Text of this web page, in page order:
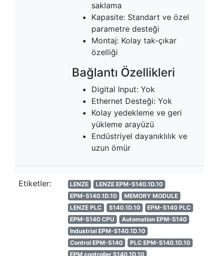
saklama
Kapasite: Standart ve özel
parametre desteği
Montaj: Kolay tak-çıkar
özelliği
Bağlantı Özellikleri
Digital Input: Yok
Ethernet Desteği: Yok
Kolay yedekleme ve geri
yükleme arayüzü
Endüstriyel dayanıklılık ve
uzun ömür
Etiketler: LENZE
LENZE EPM-S140.1D.10
EPM-S140.1D.10
MEMORY MODULE
LENZE PLC
S140.1D.10
EPM-S140 PLC
EPM-S140 CPU
Automation EPM-S140
Industrial EPM-S140.1D.10
Control EPM-S140
PLC EPM-S140.1D.10
EPM controller S140.1D.10